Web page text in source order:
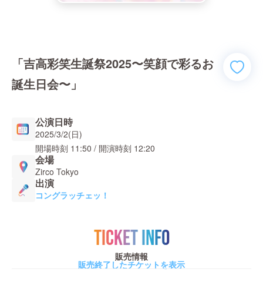
「吉高彩笑生誕祭2025〜笑顔で彩るお
誕生日会〜」
公演日時
2025/3/2(日)
開場時刻 11:50 / 開演時刻 12:20
会場
Zirco Tokyo
出演
コングラッチェッ！
TICKET INFO
販売情報
販売終了したチケットを表示